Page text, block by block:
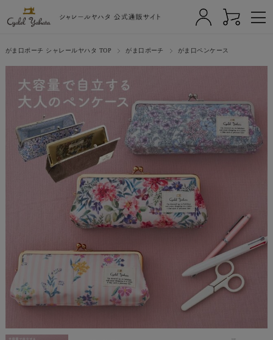
がま口ポーチ シャレールヤハタ TOP がま口ポーチ がま口ペンケース